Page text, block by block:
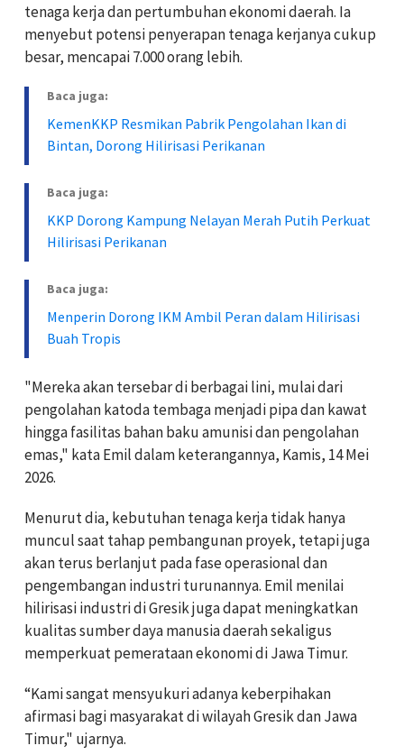
tenaga kerja dan pertumbuhan ekonomi daerah. Ia
menyebut potensi penyerapan tenaga kerjanya cukup
besar, mencapai 7.000 orang lebih.
Baca juga:
KemenKKP Resmikan Pabrik Pengolahan Ikan di
Bintan, Dorong Hilirisasi Perikanan
Baca juga:
KKP Dorong Kampung Nelayan Merah Putih Perkuat
Hilirisasi Perikanan
Baca juga:
Menperin Dorong IKM Ambil Peran dalam Hilirisasi
Buah Tropis
"Mereka akan tersebar di berbagai lini, mulai dari
pengolahan katoda tembaga menjadi pipa dan kawat
hingga fasilitas bahan baku amunisi dan pengolahan
emas," kata Emil dalam keterangannya, Kamis, 14 Mei
2026.
Menurut dia, kebutuhan tenaga kerja tidak hanya
muncul saat tahap pembangunan proyek, tetapi juga
akan terus berlanjut pada fase operasional dan
pengembangan industri turunannya. Emil menilai
hilirisasi industri di Gresik juga dapat meningkatkan
kualitas sumber daya manusia daerah sekaligus
memperkuat pemerataan ekonomi di Jawa Timur.
“Kami sangat mensyukuri adanya keberpihakan
afirmasi bagi masyarakat di wilayah Gresik dan Jawa
Timur," ujarnya.